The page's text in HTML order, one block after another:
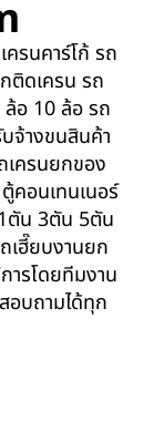
ครนคาร์โก้ รถ
ติดเครน รถ
ล้อ 10 ล้อ รถ
จ้างขนสินค้า
เครนยกของ
อนเทนเนอร์
ตัน 3ตัน 5ตัน
เฮี๊ยบงานยก
ารโดยทีมงาน
อบถามได้ทุก